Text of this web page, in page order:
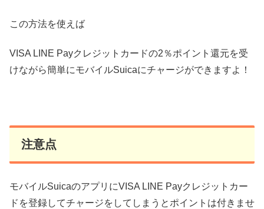
この方法を使えば
VISA LINE Payクレジットカードの2％ポイント還元を受
けながら簡単にモバイルSuicaにチャージができますよ！
注意点
モバイルSuicaのアプリにVISA LINE Payクレジットカー
ドを登録してチャージをしてしまうとポイントは付きませ